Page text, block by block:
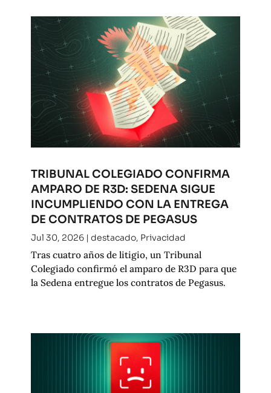
TRIBUNAL COLEGIADO CONFIRMA
AMPARO DE R3D: SEDENA SIGUE
INCUMPLIENDO CON LA ENTREGA
DE CONTRATOS DE PEGASUS
Jul 30, 2026| destacado, Privacidad
Tras cuatro años de litigio, un Tribunal
Colegiado confirmó el amparo de R3D para que
la Sedena entregue los contratos de Pegasus.